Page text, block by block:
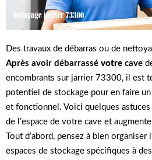
Des travaux de débarras ou de
Après avoir débarrassé votre cave
encombrants sur jarrier 73300, il est
potentiel de stockage pour en faire
et fonctionnel. Voici quelques
de l’espace de votre cave et
Tout d’abord, pensez à bien organiser
espaces de stockage spécifiques à